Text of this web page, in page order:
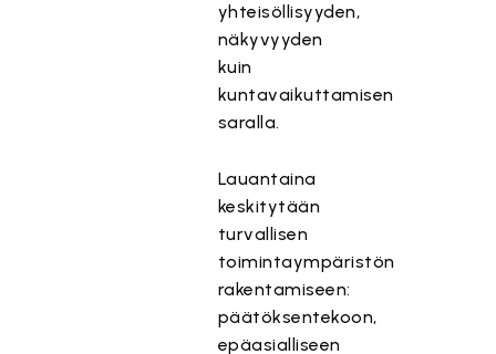
yhteisöllisyyden,
näkyvyyden
kuin
kuntavaikuttamisen
saralla.
Lauantaina
keskitytään
turvallisen
toimintaympäristön
rakentamiseen:
päätöksentekoon,
epäasialliseen